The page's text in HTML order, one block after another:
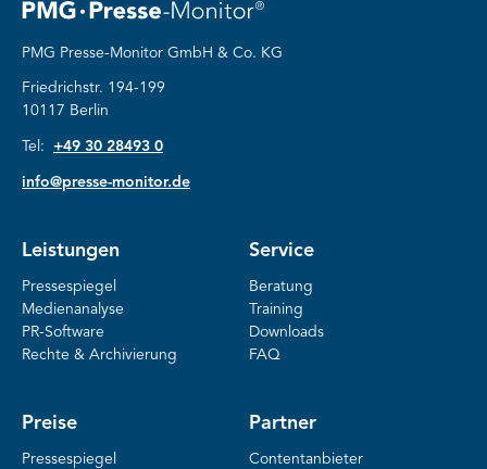
PMG Presse-Monitor GmbH & Co. KG
Friedrichstr. 194-199
10117 Berlin
Tel: +49 30 28493 0
info@presse-monitor.de
Leistungen
Pressespiegel
Medienanalyse
PR-Software
Rechte & Archivierung
Service
Beratung
Training
Downloads
FAQ
Preise
Pressespiegel
Partner
Contentanbieter